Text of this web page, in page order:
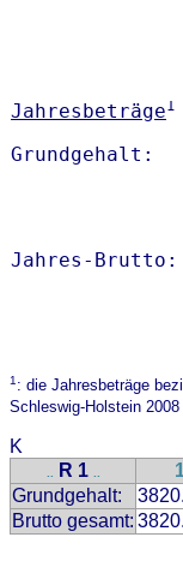
Jahresbeträge1
1: die Jahresbeträge
Schleswig-Holstein 2008
K
.. R 1 ..
Grundgehalt:
Brutto gesamt: